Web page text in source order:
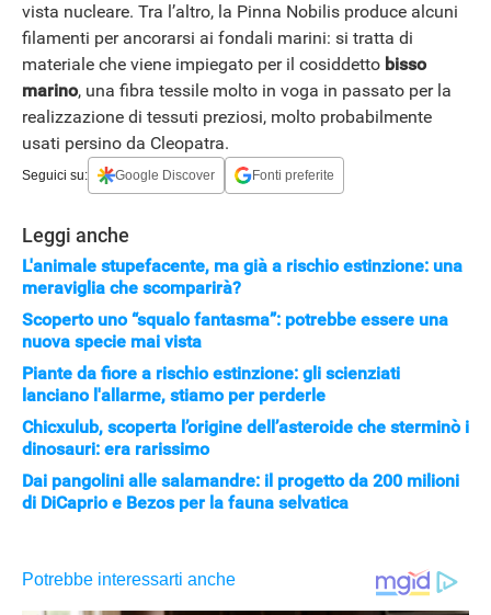
vista nucleare. Tra l’altro, la Pinna Nobilis produce alcuni
filamenti per ancorarsi ai fondali marini: si tratta di
materiale che viene impiegato per il cosiddetto bisso
marino, una fibra tessile molto in voga in passato per la
realizzazione di tessuti preziosi, molto probabilmente
usati persino da Cleopatra.
Seguici su: Google Discover Fonti preferite
Leggi anche
L'animale stupefacente, ma già a rischio estinzione: una
meraviglia che scomparirà?
Scoperto uno “squalo fantasma”: potrebbe essere una
nuova specie mai vista
Piante da fiore a rischio estinzione: gli scienziati
lanciano l'allarme, stiamo per perderle
Chicxulub, scoperta l’origine dell’asteroide che sterminò i
dinosauri: era rarissimo
Dai pangolini alle salamandre: il progetto da 200 milioni
di DiCaprio e Bezos per la fauna selvatica